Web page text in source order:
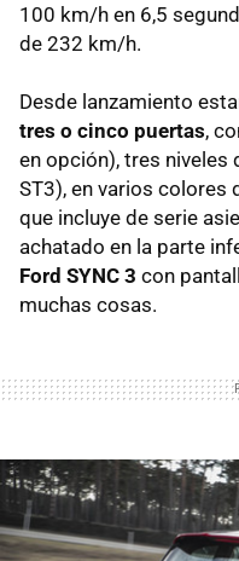
100 km/h en 6,5
de 232 km/h.
Desde lanzamiento
tres o cinco puertas,
en opción), tres niveles
ST3), en varios colores
que incluye de serie
achatado en la parte
Ford SYNC 3 con
muchas cosas.